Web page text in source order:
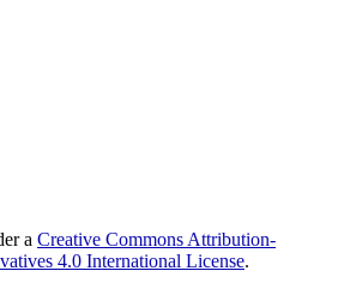
a Creative Commons Attribution-
4.0 International License.